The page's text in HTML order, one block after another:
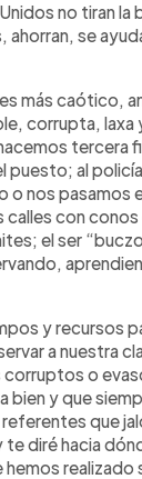
no tiran la
se
más caótico,
corrupta,
tercera
puesto; al
o nos pasamos
con
el ser
y recursos
a nuestra
corruptos o
y que
que
diré hacia
realizado